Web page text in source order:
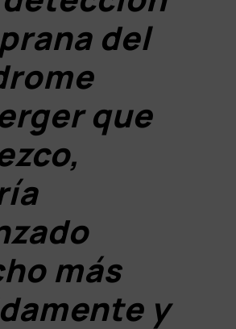
del
que
más
y